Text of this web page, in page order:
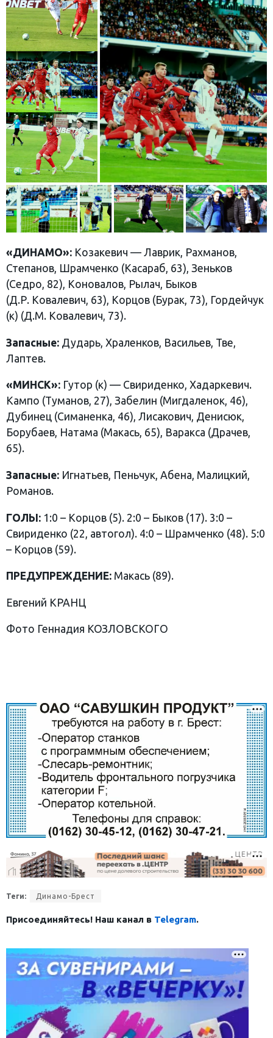
«ДИНАМО»: Козакевич — Лаврик, Рахманов,
Степанов, Шрамченко (Касараб, 63), Зеньков
(Седро, 82), Коновалов, Рылач, Быков
(Д.Р. Ковалевич, 63), Корцов (Бурак, 73), Гордейчук
(к) (Д.М. Ковалевич, 73).
Запасные: Дударь, Храленков, Васильев, Тве,
Лаптев.
«МИНСК»: Гутор (к) — Свириденко, Хадаркевич.
Кампо (Туманов, 27), Забелин (Мигдаленок, 46),
Дубинец (Симаненка, 46), Лисакович, Денисюк,
Борубаев, Натама (Макась, 65), Варакса (Драчев,
65).
Запасные: Игнатьев, Пеньчук, Абена, Малицкий,
Романов.
ГОЛЫ: 1:0 – Корцов (5). 2:0 – Быков (17). 3:0 –
Свириденко (22, автогол). 4:0 – Шрамченко (48). 5:0
– Корцов (59).
ПРЕДУПРЕЖДЕНИЕ: Макась (89).
Евгений КРАНЦ
Фото Геннадия КОЗЛОВСКОГО
Теги: Динамо-Брест
Присоединяйтесь! Наш канал в Telegram.